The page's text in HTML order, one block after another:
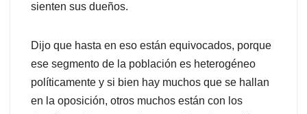
sienten sus dueños.
Dijo que hasta en eso están equivocados, porque
ese segmento de la población es heterogéneo
políticamente y si bien hay muchos que se hallan
en la oposición, otros muchos están con los